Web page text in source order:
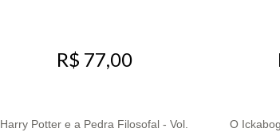
R$ 77,00
Harry Potter e a Pedra Filosofal - Vol.
O